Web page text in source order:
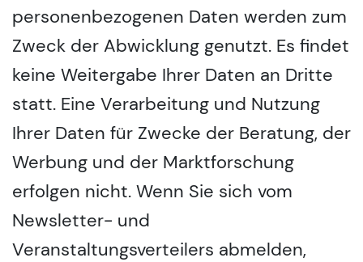
personenbezogenen Daten werden zum
Zweck der Abwicklung genutzt. Es findet
keine Weitergabe Ihrer Daten an Dritte
statt. Eine Verarbeitung und Nutzung
Ihrer Daten für Zwecke der Beratung, der
Werbung und der Marktforschung
erfolgen nicht. Wenn Sie sich vom
Newsletter- und
Veranstaltungsverteilers abmelden,